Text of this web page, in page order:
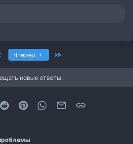
Вперёд
новые ответы.
Reddit PinterestWhatsAppЭлектронная почта